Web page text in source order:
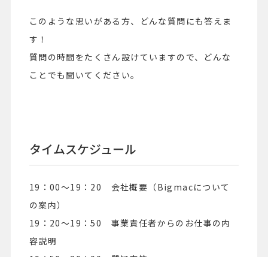
このような思いがある方、どんな質問にも答えま
す！
質問の時間をたくさん設けていますので、どんな
ことでも聞いてください。
タイムスケジュール
19：00～19：20 会社概要（Bigmacについて
の案内）
19：20～19：50 事業責任者からのお仕事の内
容説明